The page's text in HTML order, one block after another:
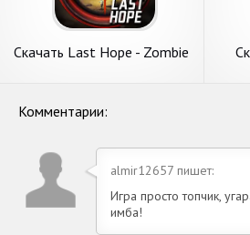
Скачать Last Hope - Zombie
Комментарии:
almir12657 пишет:
Игра просто топчик,
имба!